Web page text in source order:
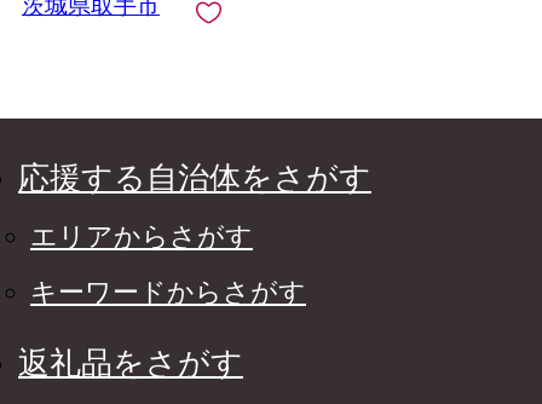
茨城県取手市
応援する自治体をさがす
エリアからさがす
キーワードからさがす
返礼品をさがす